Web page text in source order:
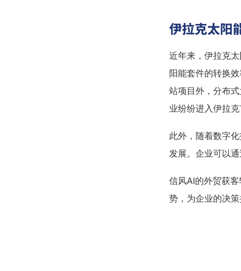
伊拉克太阳
近年来，伊拉克
阳能套件的转换
站项目外，分布
业纷纷进入伊拉
此外，随着数字
发展。企业可以
信风AI的外贸获
势，为企业的决策